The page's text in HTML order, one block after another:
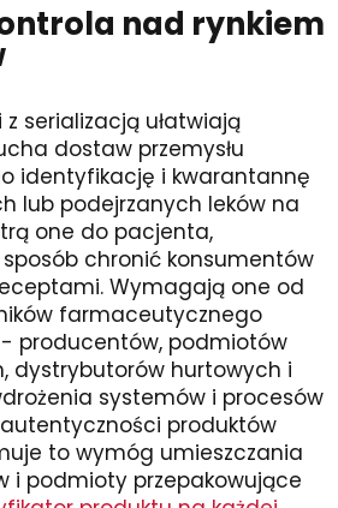
nad rynkiem
serializacją ułatwiają
dostaw przemysłu
identyfikację i kwarantannę
lub podejrzanych leków na
one do pacjenta,
chronić konsumentów
Wymagają one od
farmaceutycznego
producentów, podmiotów
dystrybutorów hurtowych i
systemów i procesów
produktów
to wymóg umieszczania
i podmioty przepakowujące